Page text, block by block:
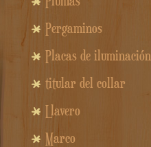
Pergaminos
Placas de iluminación
titular del collar
Llavero
Marco